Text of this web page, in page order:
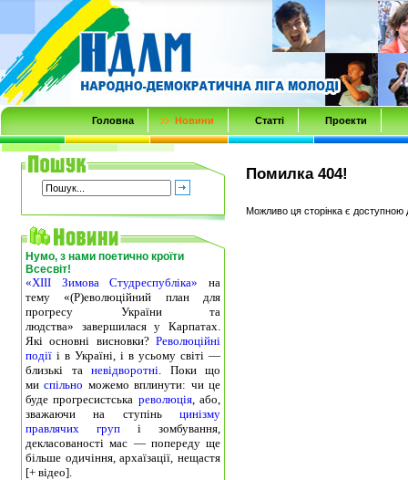
Transmenu
powered
by
JoomlArt.com
-
Mambo
Joomla
Professional
Templates
Club
Головна Новини Статті Проекти
Нумо, з нами поетично кроїти
Всесвіт!
«ХІІІ Зимова Студреспубліка» на
тему «(Р)еволюційний план для
прогресу України та
людства» завершилася у Карпатах.
Які основні висновки? Революційні
події і в Україні, і в усьому світі —
близькі та невідворотні. Поки що
миспільно можемо вплинути: чи це
буде прогресистська революція, або,
зважаючи на ступінь цинізму
правлячих груп і зомбування,
декласованості мас — попереду ще
більше одичіння, архаїзації, нещастя
[+ відео].
Помилка 404!
Можливо ця сторінка є доступною